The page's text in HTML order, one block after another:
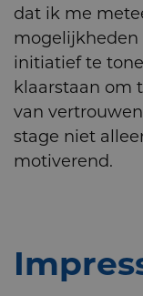
dat ik me
initiatief te
klaarstaan om
van
stage niet
motiverend.